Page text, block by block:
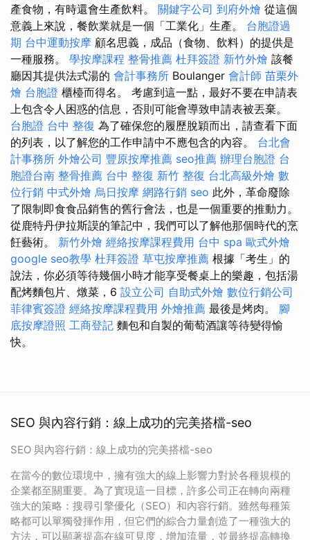
產食物，有時還會生產飲料。 關鍵字公司 到府外燴 從這個
意義上來說，餐飲業就是一個「工業化」生產。 台胞證過
期 台中運動按摩 顧名思義，成品（食物、飲料）的提供是
一種服務。 學按摩課程 整骨推薦 杜拜簽證 新竹外燴 該餐
廳因其提供法式湯的 會計事務所 Boulanger 會計師 苗栗外
燴 台胞證 櫃檯而得名。 考慮到這一點，最好不要在申請表
上包含令人困惑的信息，否則可能會導致申請表被丟棄。
台胞證 台中 整復 為了確保您的履歷脫穎而出，請查看下面
的列表，以了解您的工作申請中不應包含的內容。 台北會
計事務所 外燴公司 豐原按摩推薦 seo推薦 辦理台胞證 台
胞證台南 整骨推薦 台中 整復 新竹 整復 台北高級外燴 數
位行銷 中式外燴 烏日按摩 網路行銷 seo 此外，革命廢除
了限制即食食品銷售的舊行會法，也是一個重要的推動力。
從鹿特丹伊拉斯謨的筆記中，我們可以了解他那個時代的烹
飪藝術。 新竹外燴 經絡按摩課程費用 台中 spa 歐式外燴
google seo教學 杜拜簽證 草屯按摩推薦 根據「考生」的
說法，你必須等待幾個小時才能享受餐桌上的樂趣，包括湯
配烤麵包片、燉菜，6 設立公司 自助式外燴 數位行銷公司
菲律賓簽證 經絡按摩課程費用 外燴推薦 最後是烤肉。 腳
底按摩證照 工商登記 麵包和自製的葡萄酒讓等待變得愉
快。
SEO 與內容行銷：線上成功的完美搭檔-seo
SEO 與內容行銷：線上成功的完美搭檔-seo
在當今的數位環境中，擁有強大的線上影響力對於各種規模的
企業都至關重要。為了實現這一目標，許多公司正在轉向兩種
強大的策略：搜尋引擎優化（SEO）和內容行銷。雖然每種策
略都可以單獨發揮作用，但它們的綜合力量創造了一種強大的
方法，可以顯著提高在線可見度，增加流量，並最終提高轉換